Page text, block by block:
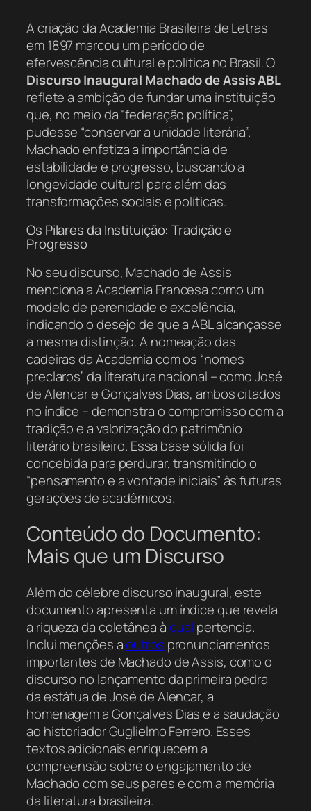
A criação da Academia Brasileira de Letras
em 1897 marcou um período de
efervescência cultural e política no Brasil. O
Discurso Inaugural Machado de Assis ABL
reflete a ambição de fundar uma instituição
que, no meio da “federação política”,
pudesse “conservar a unidade literária”.
Machado enfatiza a importância de
estabilidade e progresso, buscando a
longevidade cultural para além das
transformações sociais e políticas.
Os Pilares da Instituição: Tradição e
Progresso
No seu discurso, Machado de Assis
menciona a Academia Francesa como um
modelo de perenidade e excelência,
indicando o desejo de que a ABL alcançasse
a mesma distinção. A nomeação das
cadeiras da Academia com os “nomes
preclaros” da literatura nacional – como José
de Alencar e Gonçalves Dias, ambos citados
no índice – demonstra o compromisso com a
tradição e a valorização do patrimônio
literário brasileiro. Essa base sólida foi
concebida para perdurar, transmitindo o
“pensamento e a vontade iniciais” às futuras
gerações de acadêmicos.
Conteúdo do Documento:
Mais que um Discurso
Além do célebre discurso inaugural, este
documento apresenta um índice que revela
a riqueza da coletânea àqual pertencia.
Inclui menções aoutros pronunciamentos
importantes de Machado de Assis, como o
discurso no lançamento da primeira pedra
da estátua de José de Alencar, a
homenagem a Gonçalves Dias e a saudação
ao historiador Guglielmo Ferrero. Esses
textos adicionais enriquecem a
compreensão sobre o engajamento de
Machado com seus pares e com a memória
da literatura brasileira.